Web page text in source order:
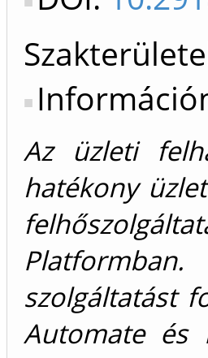
Az üzleti
hatékony
szolgáltatást
Automate és